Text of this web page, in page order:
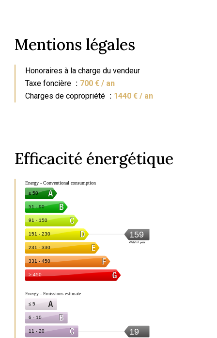
Mentions légales
Honoraires à la charge du vendeur
Taxe foncière
700 € / an
Charges de copropriété
1440 € / an
Efficacité énergétique